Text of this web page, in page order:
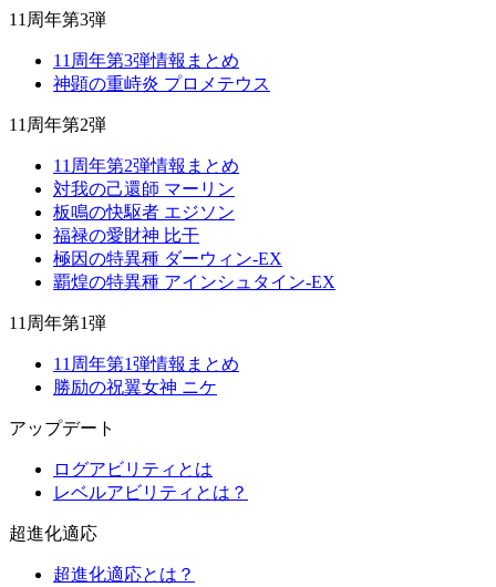
11周年第3弾
11周年第3弾情報まとめ
神顕の重峙炎 プロメテウス
11周年第2弾
11周年第2弾情報まとめ
対我の己還師 マーリン
板鳴の快駆者 エジソン
福禄の愛財神 比干
極因の特異種 ダーウィン-EX
覇煌の特異種 アインシュタイン-EX
11周年第1弾
11周年第1弾情報まとめ
勝励の祝翼女神 ニケ
アップデート
ログアビリティとは
レベルアビリティとは？
超進化適応
超進化適応とは？